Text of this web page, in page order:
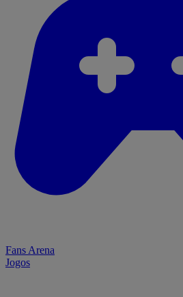
Fans Arena
Jogos